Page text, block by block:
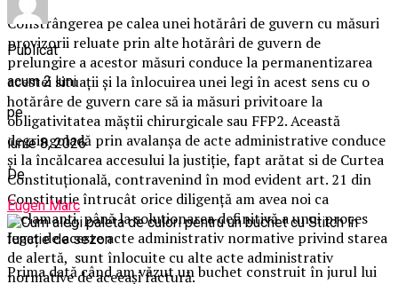
Constrângerea pe calea unei hotărâri de guvern cu măsuri
provizorii reluate prin alte hotărâri de guvern de
prelungire a acestor măsuri conduce la permanentizarea
acestei situații și la înlocuirea unei legi în acest sens cu o
hotărâre de guvern care să ia măsuri privitoare la
obligativitatea măștii chirurgicale sau FFP2. Această
degringoladă prin avalanșa de acte administrative conduce
și la încălcarea accesului la justiție, fapt arătat si de Curtea
Constituțională, contravenind în mod evident art. 21 din
Constituție întrucât orice diligență am avea noi ca
reclamanți, până la soluționarea definitivă a unui proces
legat de aceste acte administrativ normative privind starea
de alertă, sunt înlocuite cu alte acte administrativ
normative de aceeași factură.
Publicat
acum 2 luni
pe
iunie 8, 2026
De
Eugen Marc
Prima dată când am văzut un buchet construit în jurul lui